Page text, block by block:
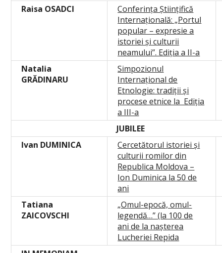
Raisa OSADCI
Conferința Științifică
Internațională: „Portul
popular – expresie a
istoriei și culturii
neamului”. Ediția a II-a
Natalia
GRĂDINARU
Simpozionul
Internațional de
Etnologie: tradiții și
procese etnice la Ediția
a III-a
JUBILEE
Ivan DUMINICA
Cercetătorul istoriei și
culturii romilor din
Republica Moldova –
Ion Duminica la 50 de
ani
Tatiana
ZAICOVSCHI
„Omul-epocă, omul-
legendă…” (la 100 de
ani de la nașterea
Lucheriei Repida